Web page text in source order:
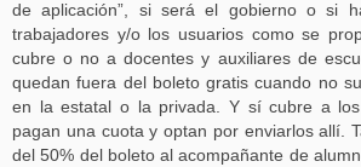
de aplicación”, si será el gobierno o si
trabajadores y/o los usuarios como se
cubre o no a docentes y auxiliares de
quedan fuera del boleto gratis cuando no
en la estatal o la privada. Y sí cubre a
pagan una cuota y optan por enviarlos allí.
del 50% del boleto al acompañante de